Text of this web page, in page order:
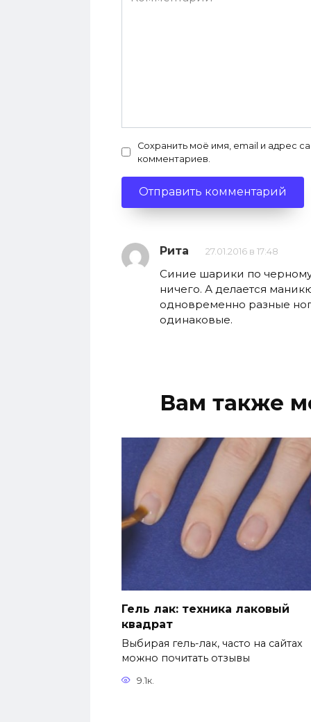
Сохранить моё имя, email и адрес
комментариев.
Рита 27.01.2016 в 17:48
Синие шарики по
ничего. А делается
одновременно разные
одинаковые.
Вам также
Гель лак: техника лаковый
квадрат
Выбирая гель-лак, часто на сайтах
можно почитать отзывы
9.1к.